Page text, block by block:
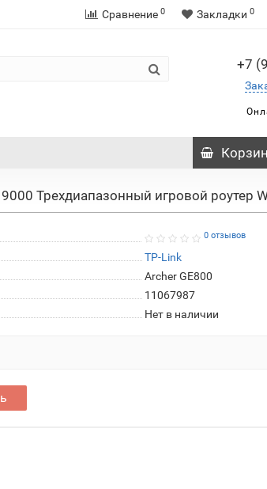
Сравнение 0 Закладки 0
+7
Трехдиапазонный игровой роутер
0 отзывов
TP-Link
Archer GE800
11067987
Нет в наличии